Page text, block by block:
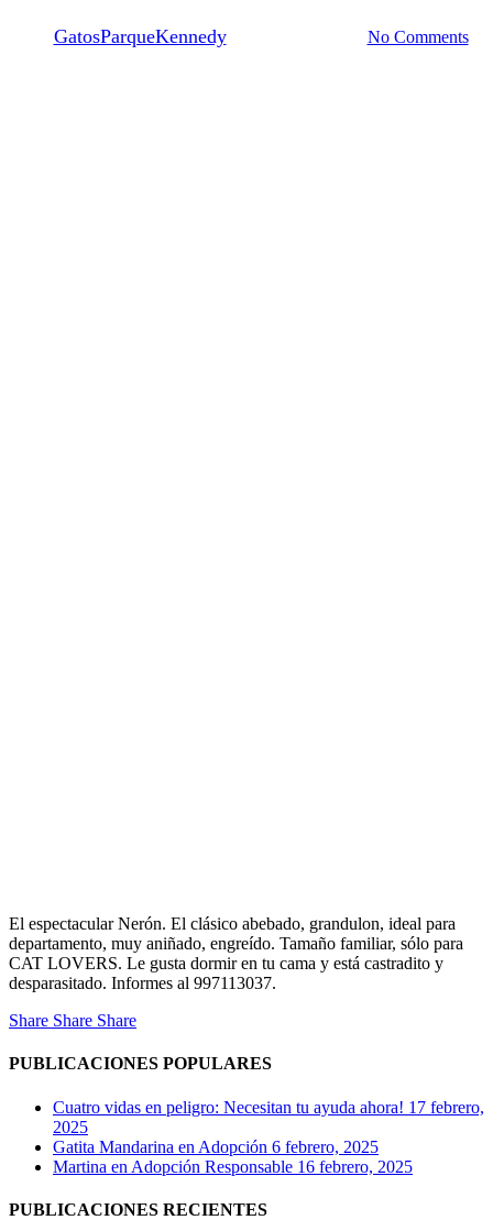
GatosParqueKennedy26 septiembre, 2017 No Comments
El espectacular Nerón. El clásico abebado, grandulon, ideal para
departamento, muy aniñado, engreído. Tamaño familiar, sólo para
CAT LOVERS. Le gusta dormir en tu cama y está castradito y
desparasitado. Informes al 997113037.
Share Share Share
PUBLICACIONES POPULARES
Cuatro vidas en peligro: Necesitan tu ayuda ahora! 17 febrero,
2025
Gatita Mandarina en Adopción 6 febrero, 2025
Martina en Adopción Responsable 16 febrero, 2025
PUBLICACIONES RECIENTES